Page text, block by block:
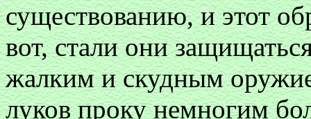
существованию, и этот
вот, стали они
жалким и скудным
луков проку немногим